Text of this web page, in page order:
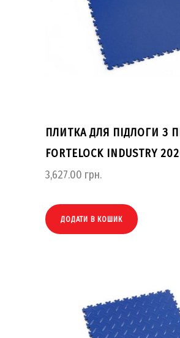
ПЛИТКА ДЛЯ ПІДЛОГИ З
FORTELOCK INDUSTRY
3,627.00 грн.
ДОДАТИ В КОШИК